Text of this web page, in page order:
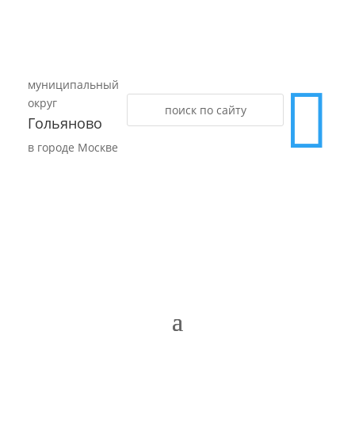
муниципальный
округ
Гольяново
в городе Москве 